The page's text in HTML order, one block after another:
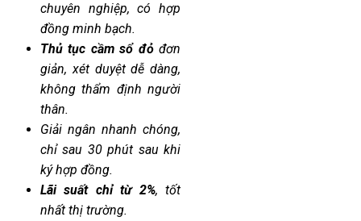
chuyên nghiệp, có hợp
đồng minh bạch.
Thủ tục cầm sổ đỏđơn
giản, xét duyệt dễ dàng,
không thẩm định người
thân.
Giải ngân nhanh chóng,
chỉ sau 30 phút sau khi
ký hợp đồng.
Lãi suất chỉ từ 2%, tốt
nhất thị trường.